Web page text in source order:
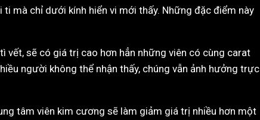
mà chỉ dưới kính hiển vi mới thấy. Những đặc điểm này
vết, sẽ có giá trị cao hơn hẳn những viên có cùng carat
người không thể nhận thấy, chúng vẫn ảnh hưởng trực
tâm viên kim cương sẽ làm giảm giá trị nhiều hơn một